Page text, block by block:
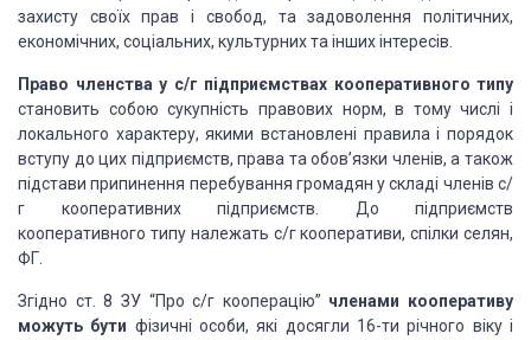
захисту своїх прав і свобод, та задоволення політичних,
економічних, соціальних, культурних та інших інтересів.
Право членства у с/г підприємствах кооперативного типу
становить собою сукупність правових норм, в тому числі і
локального характеру, якими встановлені правила і порядок
вступу до цих підприємств, права та обов’язки членів, а також
підстави припинення перебування громадян у складі членів с/
г кооперативних підприємств. До підприємств
кооперативного типу належать с/г кооперативи, спілки селян,
ФГ.
Згідно ст. 8 ЗУ “Про с/г кооперацію” членами кооперативу
можуть бути фізичні особи, які досягли 16-ти річного віку і